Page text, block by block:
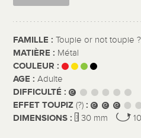
FAMILLE :Toupie or not toupie ?
MATIÈRE : Métal
COULEUR :
AGE :Adulte
DIFFICULTÉ :
EFFET TOUPIZ(?) :
DIMENSIONS :
30 mm